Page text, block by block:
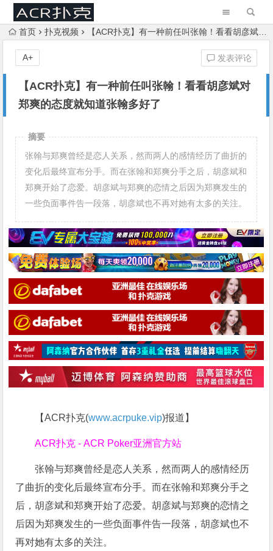
首页 扑克视频 【ACR扑克】有一种前任叫张翰！看看胡彦斌对郑爽的态度就知道张翰多好了
【ACR扑克】有一种前任叫张翰！看看胡彦斌对
郑爽的态度就知道张翰多好了
发表评论
A+
摘要
张翰与郑爽曾经是恋人关系，然而两人的感情经历了曲折的
变化后最终宣布分手。而在张翰和郑爽分手之后，胡彦斌和
郑爽开始了恋爱。胡彦斌与郑爽的恋情之后因为郑爽发生的
一些负面事件告一段落，胡彦斌也不再对她有太多的关注。
【ACR扑克(www.acrpuke.vip)报道】
ACR扑克 - ACR Poker亚洲官方站
张翰与郑爽曾经是恋人关系，然而两人的感情经历
了曲折的变化后最终宣布分手。而在张翰和郑爽分手之
后，胡彦斌和郑爽开始了恋爱。胡彦斌与郑爽的恋情之
后因为郑爽发生的一些负面事件告一段落，胡彦斌也不
再对她有太多的关注。